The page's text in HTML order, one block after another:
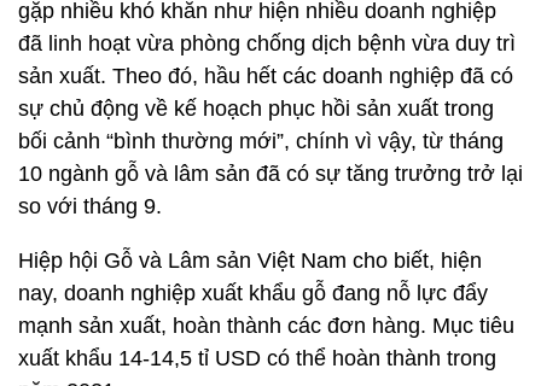
10 ngành gỗ và lâm sản đã có sự tăng trưởng trở lại
so với tháng 9.
Hiệp hội Gỗ và Lâm sản Việt Nam cho biết, hiện
nay, doanh nghiệp xuất khẩu gỗ đang nỗ lực đẩy
mạnh sản xuất, hoàn thành các đơn hàng. Mục tiêu
xuất khẩu 14-14,5 tỉ USD có thể hoàn thành trong
Theo dự báo của Bộ Công Thương, xuất khẩu cả
năm 2021 có thể tăng hơn 10% so với năm 2020,
vượt mục tiêu Chính phủ giao (4-5%). Do đó, từ nay